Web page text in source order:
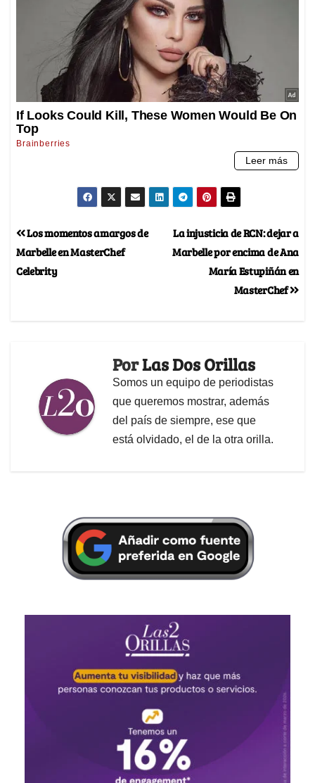
La injusticia de RCN: dejar a
Marbelle por encima de Ana
María Estupiñán en
MasterChef
Los momentos amargos de
Marbelle en MasterChef
Celebrity
PorLas Dos Orillas
Somos un equipo de periodistas
que queremos mostrar, además
del país de siempre, ese que
está olvidado, el de la otra orilla.